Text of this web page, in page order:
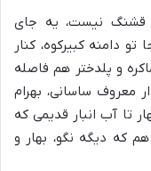
قشنگ نیست، یه جای
دامنه کبیرکوه، کنار
و پلدختر هم فاصله
معروف ساسانی، بهرام
تا آب انبار قدیمی که
که دیگه نگو، بهار و